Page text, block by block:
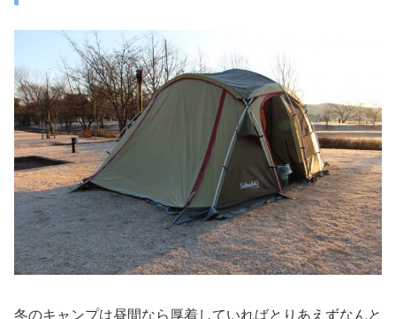
冬のキャンプは昼間なら厚着していればとりあえずなんと